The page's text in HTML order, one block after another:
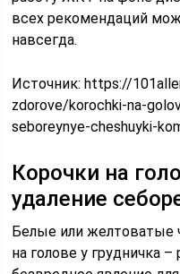
всех рекомендаций
навсегда.
Источник:https://
zdorove/korochki-na-
seboreynye-cheshuyki-
Корочки на
удаление
Белые или желтоватые
на голове у грудничка